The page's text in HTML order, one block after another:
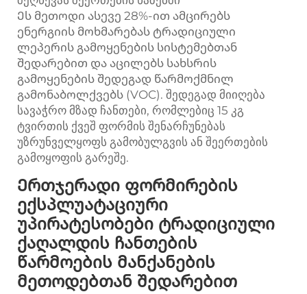
Ეს მეთოდი ასევე 28%-ით ამცირებს
ენერგიის მოხმარებას ტრადიციული
ლეპერის გამოყენების სისტემებთან
შედარებით და აცილებს სახსრის
გამოყენების შედეგად წარმოქმნილ
გამონაბოლქვებს (VOC). შედეგად მიიღება
სავაჭრო მზად ჩანთები, რომლებიც 15 კგ
ტვირთის ქვეშ ფორმის შენარჩუნებას
უზრუნველყოფს გამობულგვის ან შეერთების
გამოყოფის გარეშე.
Ერთჯერადი ფორმირების
ექსპლუატაციური
უპირატესობები ტრადიციული
ქაღალდის ჩანთების
წარმოების მანქანების
მეთოდებთან შედარებით